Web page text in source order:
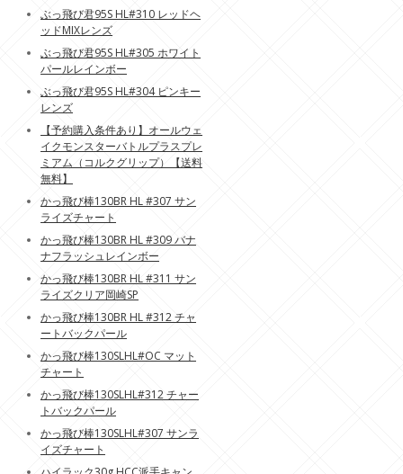
ぶっ飛び君95S HL#310 レッドヘ
ッドMIXレンズ
ぶっ飛び君95S HL#305 ホワイト
パールレインボー
ぶっ飛び君95S HL#304 ピンキー
レンズ
【予約購入条件あり】オールウェ
イクモンスターバトルプラスプレ
ミアム（コルクグリップ）【送料
無料】
かっ飛び棒130BR HL #307 サン
ライズチャート
かっ飛び棒130BR HL #309 バナ
ナフラッシュレインボー
かっ飛び棒130BR HL #311 サン
ライズクリア岡崎SP
かっ飛び棒130BR HL #312 チャ
ートバックパール
かっ飛び棒130SLHL#OC マット
チャート
かっ飛び棒130SLHL#312 チャー
トバックパール
かっ飛び棒130SLHL#307 サンラ
イズチャート